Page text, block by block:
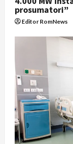
prosumatori”
Editor RomNews